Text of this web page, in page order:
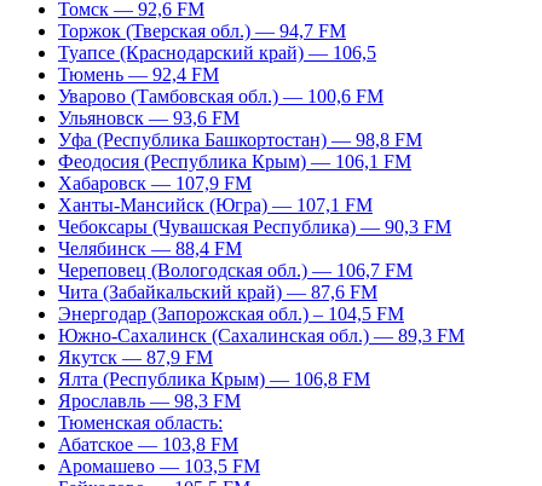
Томск — 92,6 FM
Торжок (Тверская обл.) — 94,7 FM
Туапсе (Краснодарский край) — 106,5
Тюмень — 92,4 FM
Уварово (Тамбовская обл.) — 100,6 FM
Ульяновск — 93,6 FM
Уфа (Республика Башкортостан) — 98,8 FM
Феодосия (Республика Крым) — 106,1 FM
Хабаровск — 107,9 FM
Ханты-Мансийск (Югра) — 107,1 FM
Чебоксары (Чувашская Республика) — 90,3 FM
Челябинск — 88,4 FM
Череповец (Вологодская обл.) — 106,7 FM
Чита (Забайкальский край) — 87,6 FM
Энергодар (Запорожская обл.) – 104,5 FM
Южно-Сахалинск (Сахалинская обл.) — 89,3 FM
Якутск — 87,9 FM
Ялта (Республика Крым) — 106,8 FM
Ярославль — 98,3 FM
Тюменская область:
Абатское — 103,8 FM
Аромашево — 103,5 FM